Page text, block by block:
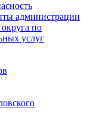
администрации
по
услуг